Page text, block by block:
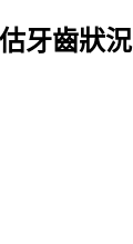
牙齒狀況